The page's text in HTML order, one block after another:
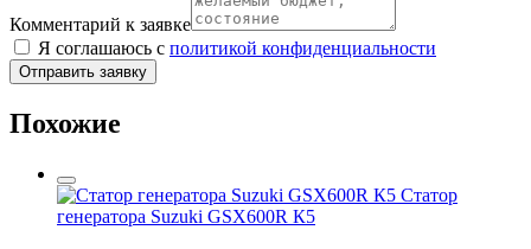
Комментарий к заявке
Я соглашаюсь с политикой конфиденциальности
Отправить заявку
Похожие
Статор
генератора Suzuki GSX600R К5